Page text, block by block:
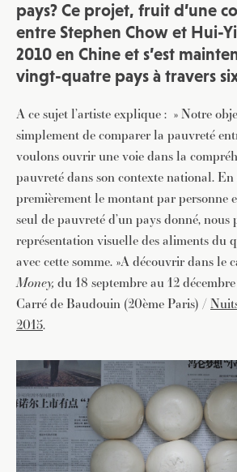
pays? Ce projet, fruit d’une
entre Stephen Chow et Hui-
2010 en Chine et s’est
vingt-quatre pays à travers
A ce sujet l’artiste explique : » Notre
simplement de comparer la pauvreté
voulons ouvrir une voie dans la
pauvreté dans son contexte national.
premièrement le montant par personne
seul de pauvreté d’un pays donné, nous
représentation visuelle des aliments du
avec cette somme. »A découvrir dans le
Money, du 18 septembre au 12
Carré de Baudouin (20ème Paris) /
2015.